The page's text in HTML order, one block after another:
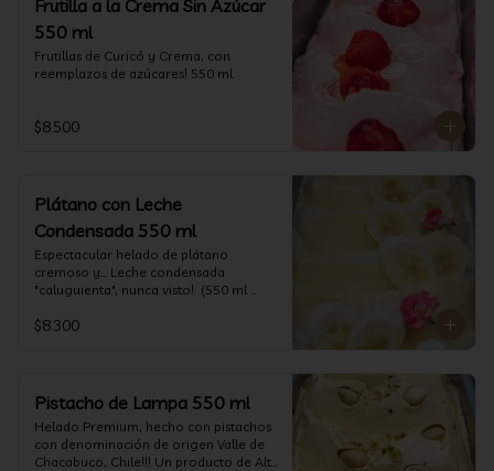
Frutilla a la Crema Sin Azúcar
550 ml
Frutillas de Curicó y Crema, con
reemplazos de azúcares! 550 ml
$8.500
Plátano con Leche
Condensada 550 ml
Espectacular helado de plátano
cremoso y... Leche condensada
"caluguienta", nunca visto!  (550 ml
$8.300
Pistacho de Lampa 550 ml
Helado Premium, hecho con pistachos
con denominación de origen Valle de
Chacabuco, Chile!!! Un producto de Alta